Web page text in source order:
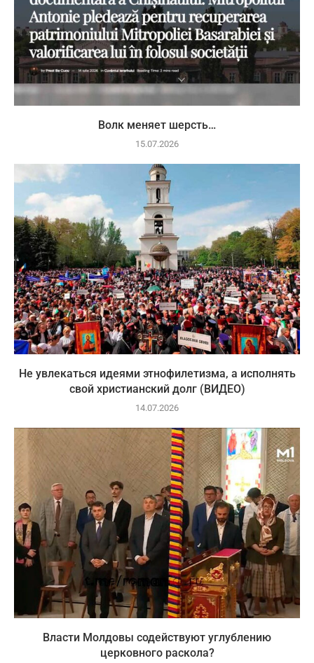
Волк меняет шерсть…
15.07.2026
Не увлекаться идеями этнофилетизма, а исполнять
свой христианский долг (ВИДЕО)
14.07.2026
Власти Молдовы содействуют углублению
церковного раскола?